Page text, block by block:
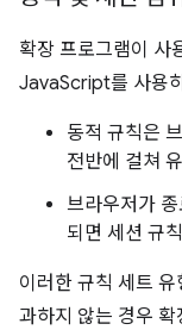
확장 프로그램이 사
JavaScript를 사용
동적 규칙은
전반에 걸쳐
브라우저가
되면 세션 규
이러한 규칙 세트
과하지 않는 경우 확